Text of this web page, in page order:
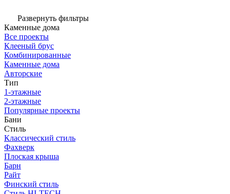
Развернуть фильтры
Каменные дома
Все проекты
Клееный брус
Комбинированные
Каменные дома
Авторские
Тип
1-этажные
2-этажные
Популярные проекты
Бани
Стиль
Классический стиль
Фахверк
Плоская крыша
Барн
Райт
Финский стиль